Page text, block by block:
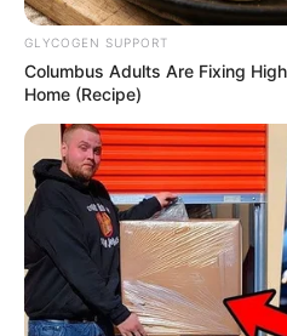
mission s’annonce délicate.
MEILLEURES
GLYCOGEN SUPPORT
Columbus Adults Are Fixing
Home (Recipe)